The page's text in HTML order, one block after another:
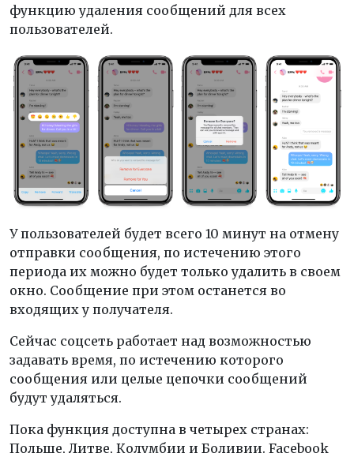
функцию удаления сообщений для всех
пользователей.
У пользователей будет всего 10 минут на отмену
отправки сообщения, по истечению этого
периода их можно будет только удалить в своем
окно. Сообщение при этом останется во
входящих у получателя.
Сейчас соцсеть работает над возможностью
задавать время, по истечению которого
сообщения или целые цепочки сообщений
будут удаляться.
Пока функция доступна в четырех странах:
Польше, Литве, Колумбии и Боливии. Facebook